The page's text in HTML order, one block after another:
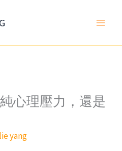
心理壓力，還是
yang